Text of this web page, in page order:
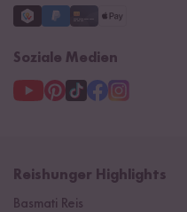
Soziale Medien
Reishunger Highlights
Basmati Reis